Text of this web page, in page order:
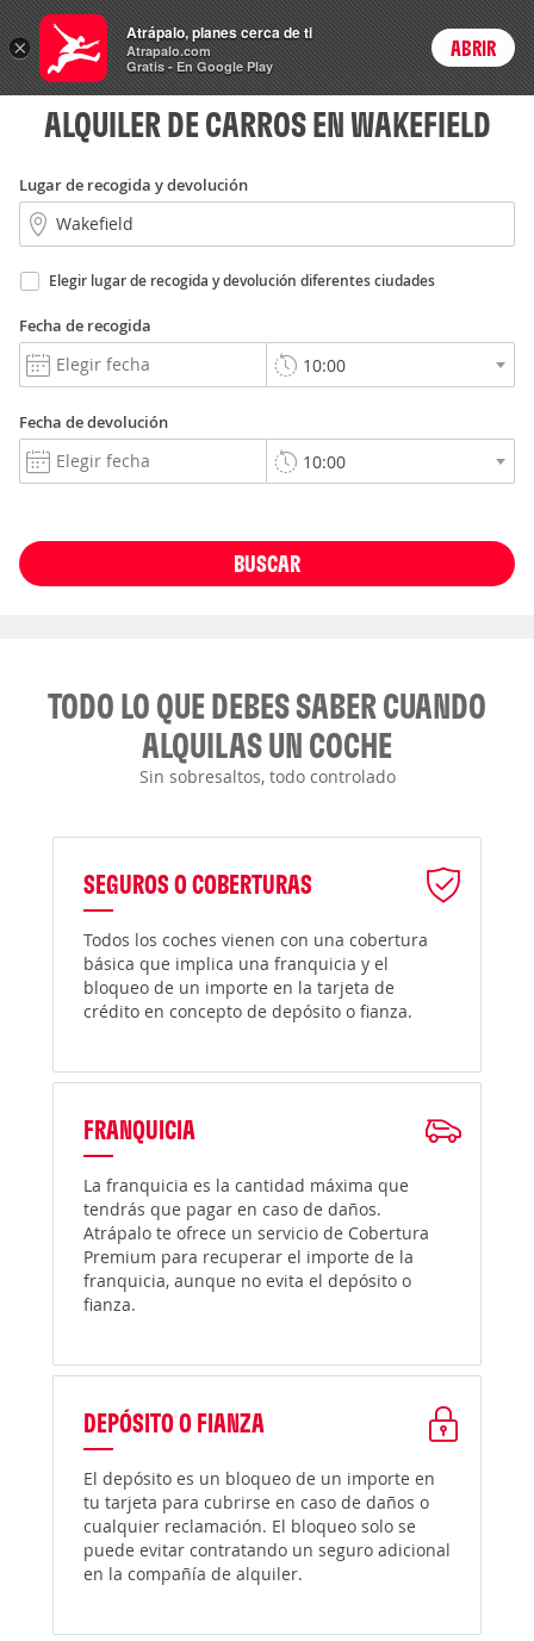
Rent
a Car Login
ALQUILER DE CARROS EN WAKEFIELD
Lugar de recogida y devolución
Elegir lugar de recogida y devolución diferentes ciudades
Fecha de recogida
Fecha de devolución
BUSCAR
TODO LO QUE DEBES SABER CUANDO
ALQUILAS UN COCHE
Sin sobresaltos, todo controlado
SEGUROS O COBERTURAS
Todos los coches vienen con una cobertura
básica que implica una franquicia y el
bloqueo de un importe en la tarjeta de
crédito en concepto de depósito o fianza.
FRANQUICIA
La franquicia es la cantidad máxima que
tendrás que pagar en caso de daños.
Atrápalo te ofrece un servicio de Cobertura
Premium para recuperar el importe de la
franquicia, aunque no evita el depósito o
fianza.
DEPÓSITO O FIANZA
El depósito es un bloqueo de un importe en
tu tarjeta para cubrirse en caso de daños o
cualquier reclamación. El bloqueo solo se
puede evitar contratando un seguro adicional
en la compañía de alquiler.
×
Atrápalo, planes cerca de ti
Atrapalo.com
Gratis - En Google Play
ABRIR